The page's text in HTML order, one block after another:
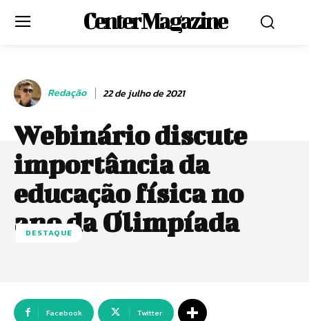
Center Magazine
Redação 22 de julho de 2021
Webinário discute
importância da
educação física no
ano da Olimpíada
DESTAQUE
Facebook Twitter